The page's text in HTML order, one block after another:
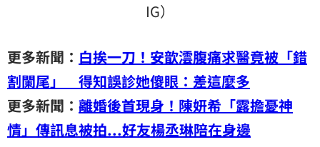
IG）
更多新聞： 白挨一刀！安歆澐腹痛求醫竟被「錯
割闌尾」 得知誤診她傻眼：差這麼多
更多新聞： 離婚後首現身！陳妍希「露擔憂神
情」傳訊息被拍...好友楊丞琳陪在身邊